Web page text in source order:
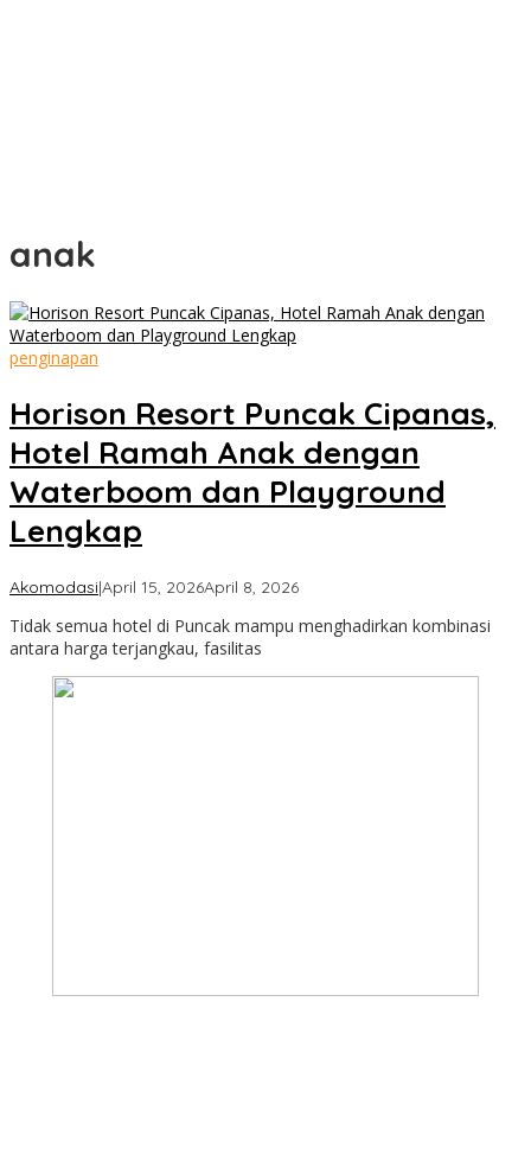
anak
penginapan
Horison Resort Puncak Cipanas,
Hotel Ramah Anak dengan
Waterboom dan Playground
Lengkap
Akomodasi|April 15, 2026April 8, 2026by
Bogor
Tidak semua hotel di Puncak mampu menghadirkan kombinasi
antara harga terjangkau, fasilitas